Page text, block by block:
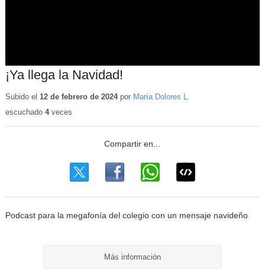
¡Ya llega la Navidad!
Subido el 12 de febrero de 2024por María Dolores L.
escuchado 4veces
Podcast para la megafonía del colegio con un mensaje navideño
Más información